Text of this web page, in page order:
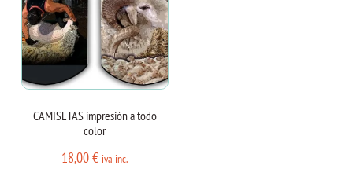
CAMISETAS impresión a todo
color
18,00€ iva inc.